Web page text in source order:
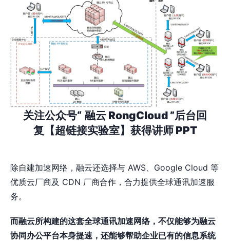
关注公众号“ 融云 RongCloud ”后台回
复【超链接实验室】获得讲师 PPT
除自建加速网络，融云还选择与 AWS、Google Cloud 等
优质云厂商及 CDN 厂商合作，合力提供全球通讯加速服
务。
而融云所构建的这套全球通讯加速网络，不仅能够为融云
协同办公平台本身提速，还能够帮助企业已有的信息系统